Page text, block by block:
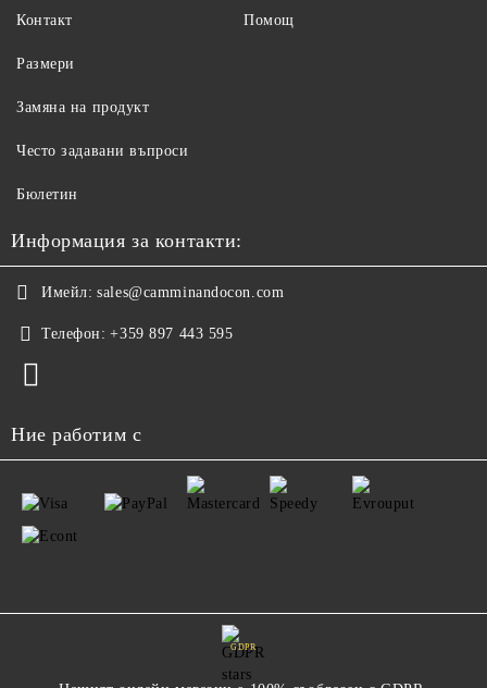
Контакт Помощ
Размери
Замяна на продукт
Често задавани въпроси
Бюлетин
Информация за контакти:
Имейл: sales@camminandocon.com
Телефон: +359 897 443 595
Ние работим с
GDPR